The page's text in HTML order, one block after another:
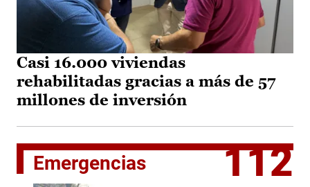
Casi 16.000 viviendas
rehabilitadas gracias a más de 57
millones de inversión
Emergencias 112